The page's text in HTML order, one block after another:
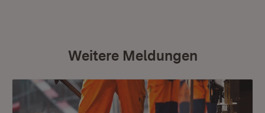
Weitere Meldungen